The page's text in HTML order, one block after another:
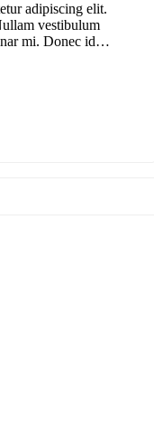
adipiscing elit.
vestibulum
mi. Donec id